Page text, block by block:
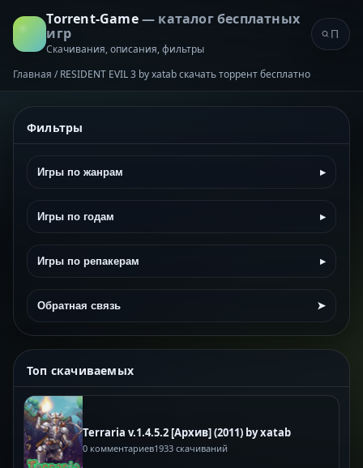
Torrent-Game— каталог бесплатных
игр
Скачивания, описания, фильтры
Главная / RESIDENT EVIL 3 by xatab скачать торрент бесплатно
Фильтры
Игры по жанрам ▸
Игры по годам ▸
Игры по репакерам ▸
Обратная связь ➤
Топ скачиваемых
Terraria v.1.4.5.2 [Архив] (2011) by xatab
0 комментариев1933 скачиваний